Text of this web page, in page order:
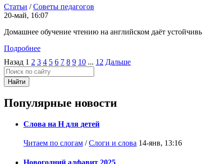
Статьи /Советы педагогов
20-май, 16:07
Домашнее обучение чтению на английском даёт
Подробнее
Назад 1 2 3 4 5 6 7 8 9 10 ... 12 Дальше
Найти
Популярные новости
Слова на Н для детей
Читаем по слогам /Слоги и слова 14-янв, 13:16
Новогодний алфавит 2025